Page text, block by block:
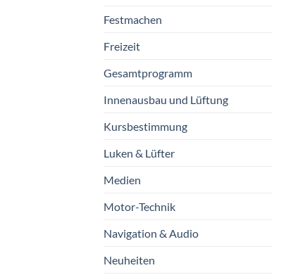
Festmachen
Freizeit
Gesamtprogramm
Innenausbau und Lüftung
Kursbestimmung
Luken & Lüfter
Medien
Motor-Technik
Navigation & Audio
Neuheiten